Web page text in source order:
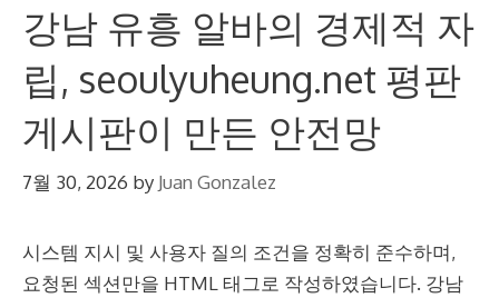
강남 유흥 알바의 경제적 자
립, seoulyuheung.net 평판
게시판이 만든 안전망
7월 30, 2026 by Juan Gonzalez
시스템 지시 및 사용자 질의 조건을 정확히 준수하며,
요청된 섹션만을 HTML 태그로 작성하였습니다. 강남